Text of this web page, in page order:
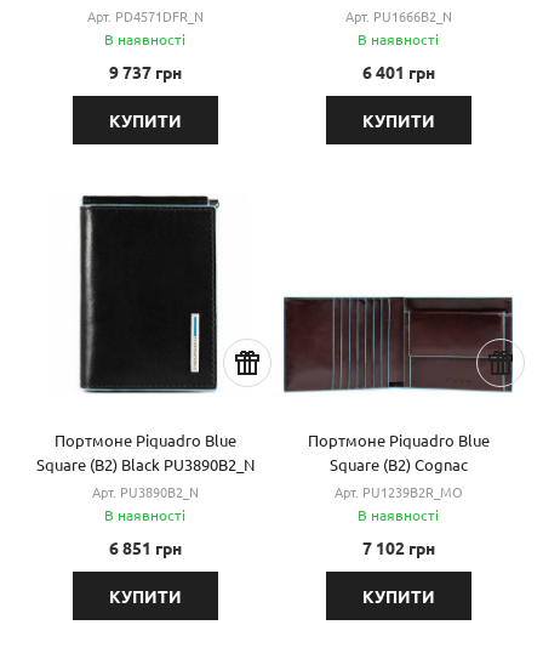
Арт. PD4571DFR_N
В наявності
9 737 грн
КУПИТИ
Арт. PU1666B2_N
В наявності
6 401 грн
КУПИТИ
Портмоне Piquadro Blue
Square (B2) Black PU3890B2_N
Арт. PU3890B2_N
В наявності
6 851 грн
КУПИТИ
Портмоне Piquadro Blue
Square (B2) Cognac
PU1239B2R_MO
Арт. PU1239B2R_MO
В наявності
7 102 грн
КУПИТИ